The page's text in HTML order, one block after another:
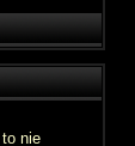
nie